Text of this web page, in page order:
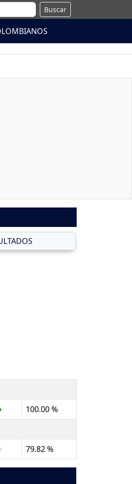
Buscar
100.00 %
79.82 %